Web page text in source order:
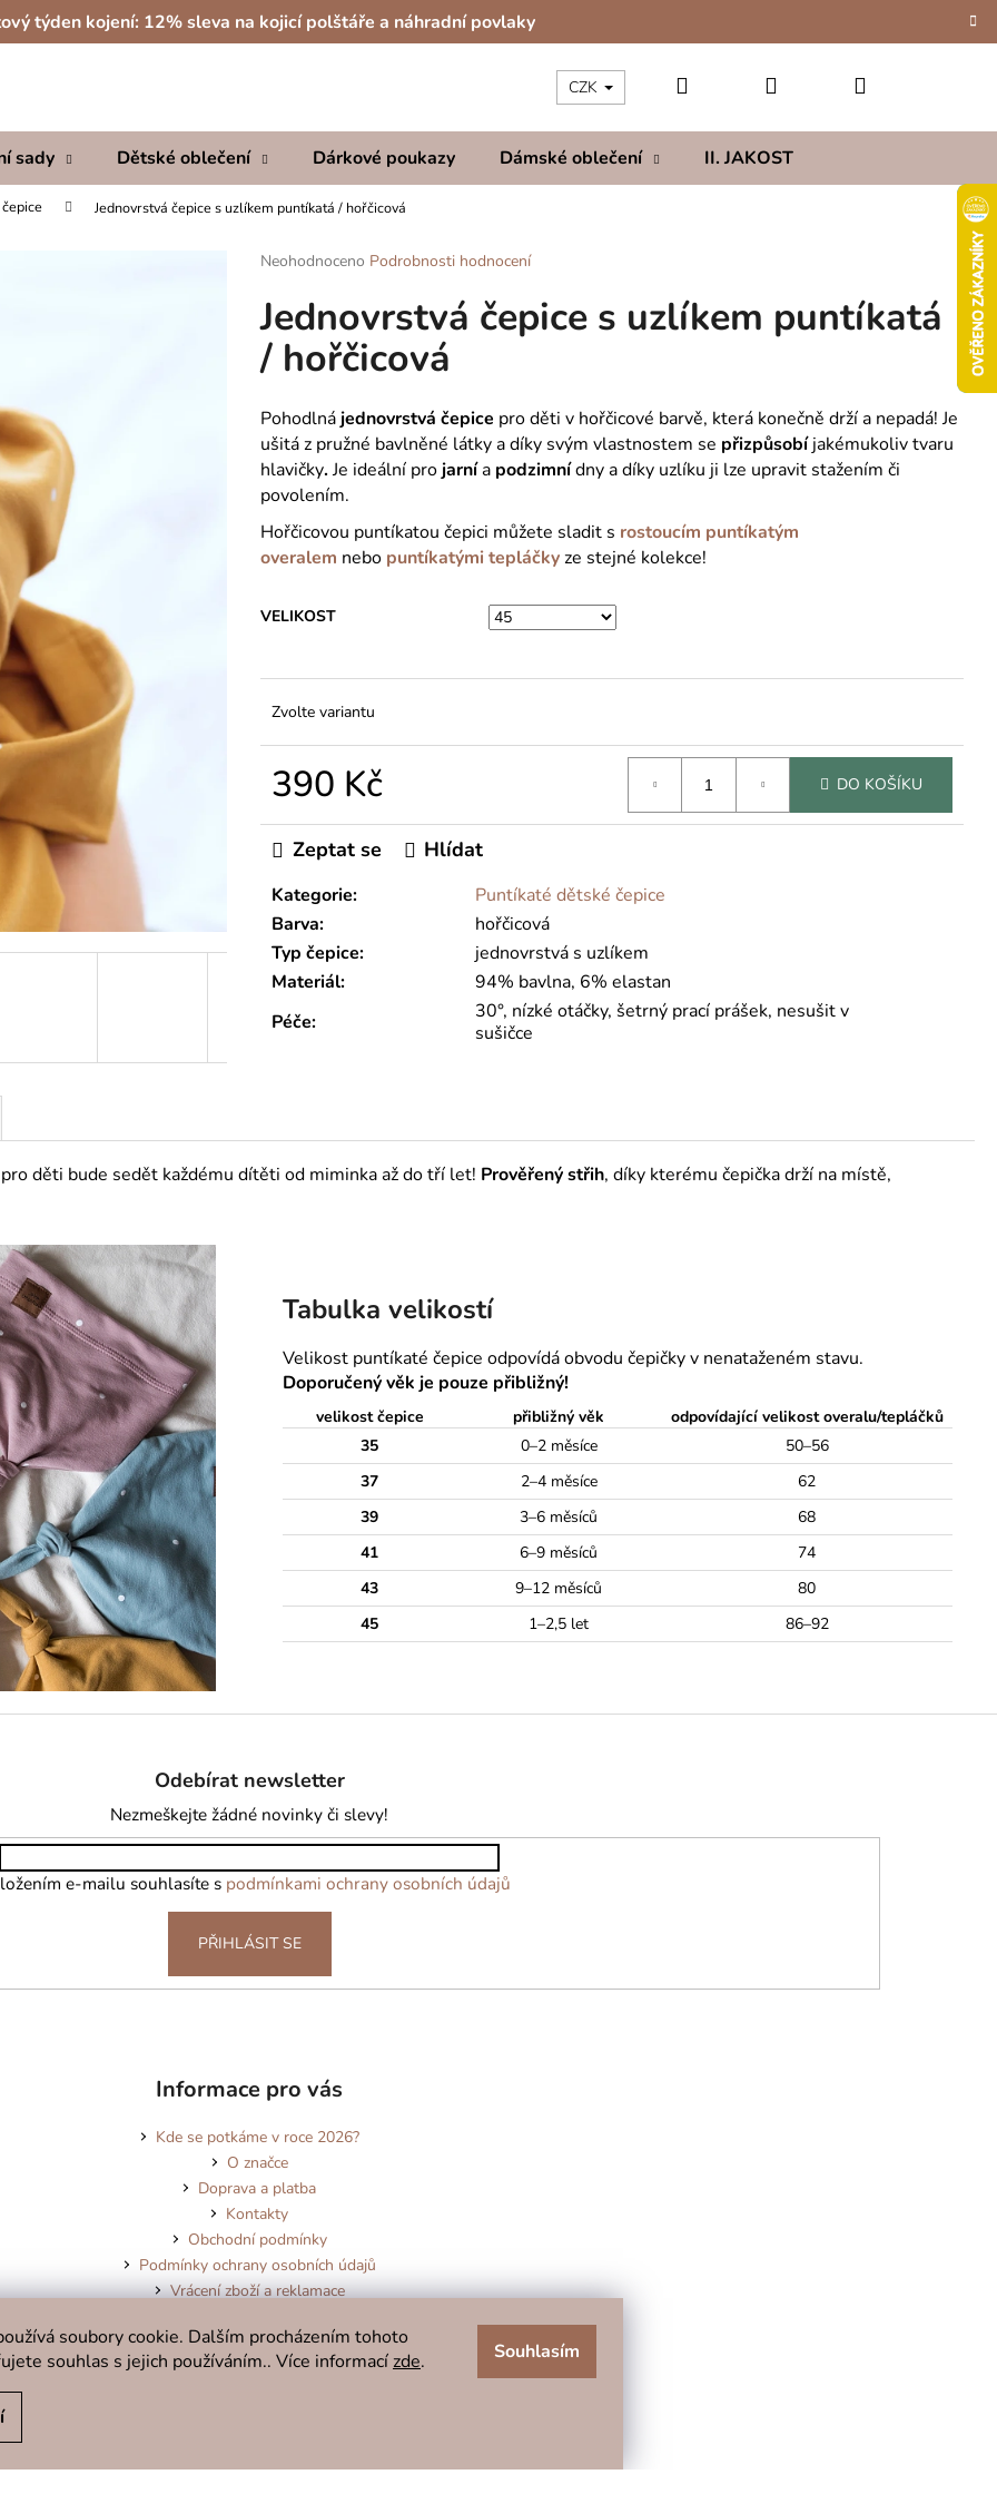
soubory cookie. Dalším procházením tohoto
souhlas s jejich používáním.. Více informací zde. Souhlasím
týden kojení: 12% sleva na kojicí polštáře a náhradní povlaky
sady Dětské oblečení Dárkové poukazy Dámské oblečení II. JAKOST
CZK Hledat PřihlášeníNákupní
Jednovrstvá čepice s uzlíkem puntíkatá / hořčicová
Průměrné
produktu
je
0,0
z
hvězdiček.
Neohodnoceno Podrobnosti hodnocení
Jednovrstvá čepice s uzlíkem puntíkatá
/ hořčicová
Pohodlná jednovrstvá čepice pro děti v hořčicové barvě, která konečně drží a nepadá! Je
ušitá z pružné bavlněné látky a díky svým vlastnostem se přizpůsobíjakémukoliv tvaru
hlavičky.Je ideální pro jarnía podzimnídny a díky uzlíku ji lze upravit stažením či
povolením.
Hořčicovou puntíkatou čepici můžete sladit s rostoucím puntíkatým
overalem nebo puntíkatými tepláčkyze stejné kolekce!
VELIKOST
Zvolte variantu
390 Kč DO KOŠÍKU
Kategorie:
Puntíkaté dětské čepice
Barva:
hořčicová
Typ čepice:
jednovrstvá s uzlíkem
Materiál:
94% bavlna, 6% elastan
Péče:
30°, nízké otáčky, šetrný prací prášek, nesušit v
sušičce
Zeptat se Hlídat
děti bude sedět každému dítěti od miminka až do tří let! Prověřený střih, díky kterému čepička drží na místě,
Tabulka velikostí
Velikost puntíkaté čepice odpovídá obvodu čepičky v nenataženém stavu.
Doporučený věk je pouze přibližný!
velikost čepice přibližný věk
odpovídající velikost overalu/tepláčků
35
0–2 měsíce
50–56
37
2–4 měsíce
62
39
3–6 měsíců
68
41
6–9 měsíců
74
43
9–12 měsíců
80
45
1–2,5 let 86–92
Co potřebujete najít?
HLEDAT
Odebírat newsletter
Nezmeškejte žádné novinky či slevy!
e-mailu souhlasíte s podmínkami ochrany osobních údajů
PŘIHLÁSIT SE
Informace pro vás
Kde se potkáme v roce 2026?
O značce
Doprava a platba
Kontakty
Obchodní podmínky
Podmínky ochrany osobních údajů
Vrácení zboží a reklamace